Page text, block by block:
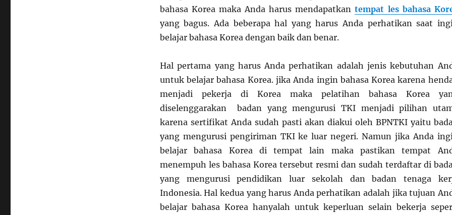
bahasa Korea maka Anda harus mendapatkantempat les bahasa
yang bagus. Ada beberapa hal yang harus Anda perhatikan saat
belajar bahasa Korea dengan baik dan benar.
Hal pertama yang harus Anda perhatikan adalah jenis kebutuhan
untuk belajar bahasa Korea. jika Anda ingin bahasa Korea karena
menjadi pekerja di Korea maka pelatihan bahasa Korea
diselenggarakan badan yang mengurusi TKI menjadi pilihan
karena sertifikat Anda sudah pasti akan diakui oleh BPNTKI yaitu
yang mengurusi pengiriman TKI ke luar negeri. Namun jika Anda
belajar bahasa Korea di tempat lain maka pastikan tempat
menempuh les bahasa Korea tersebut resmi dan sudah terdaftar di
yang mengurusi pendidikan luar sekolah dan badan tenaga
Indonesia. Hal kedua yang harus Anda perhatikan adalah jika tujuan
belajar bahasa Korea hanyalah untuk keperluan selain bekerja